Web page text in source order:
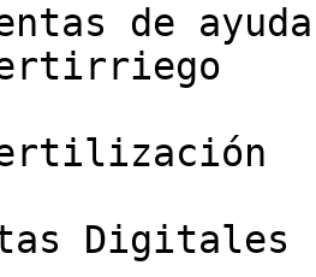
de
Digitales